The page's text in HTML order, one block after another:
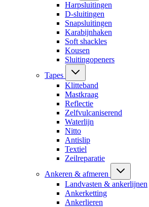
Harpsluitingen
D-sluitingen
Snapsluitingen
Karabijnhaken
Soft shackles
Kousen
Sluitingopeners
Tapes
Klitteband
Mastkraag
Reflectie
Zelfvulcaniserend
Waterlijn
Nitto
Antislip
Textiel
Zeilreparatie
Ankeren & afmeren
Landvasten & ankerlijnen
Ankerketting
Ankerlieren